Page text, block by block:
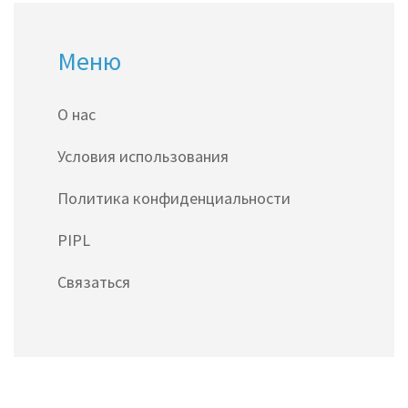
Меню
О нас
Условия использования
Политика конфиденциальности
PIPL
Связаться